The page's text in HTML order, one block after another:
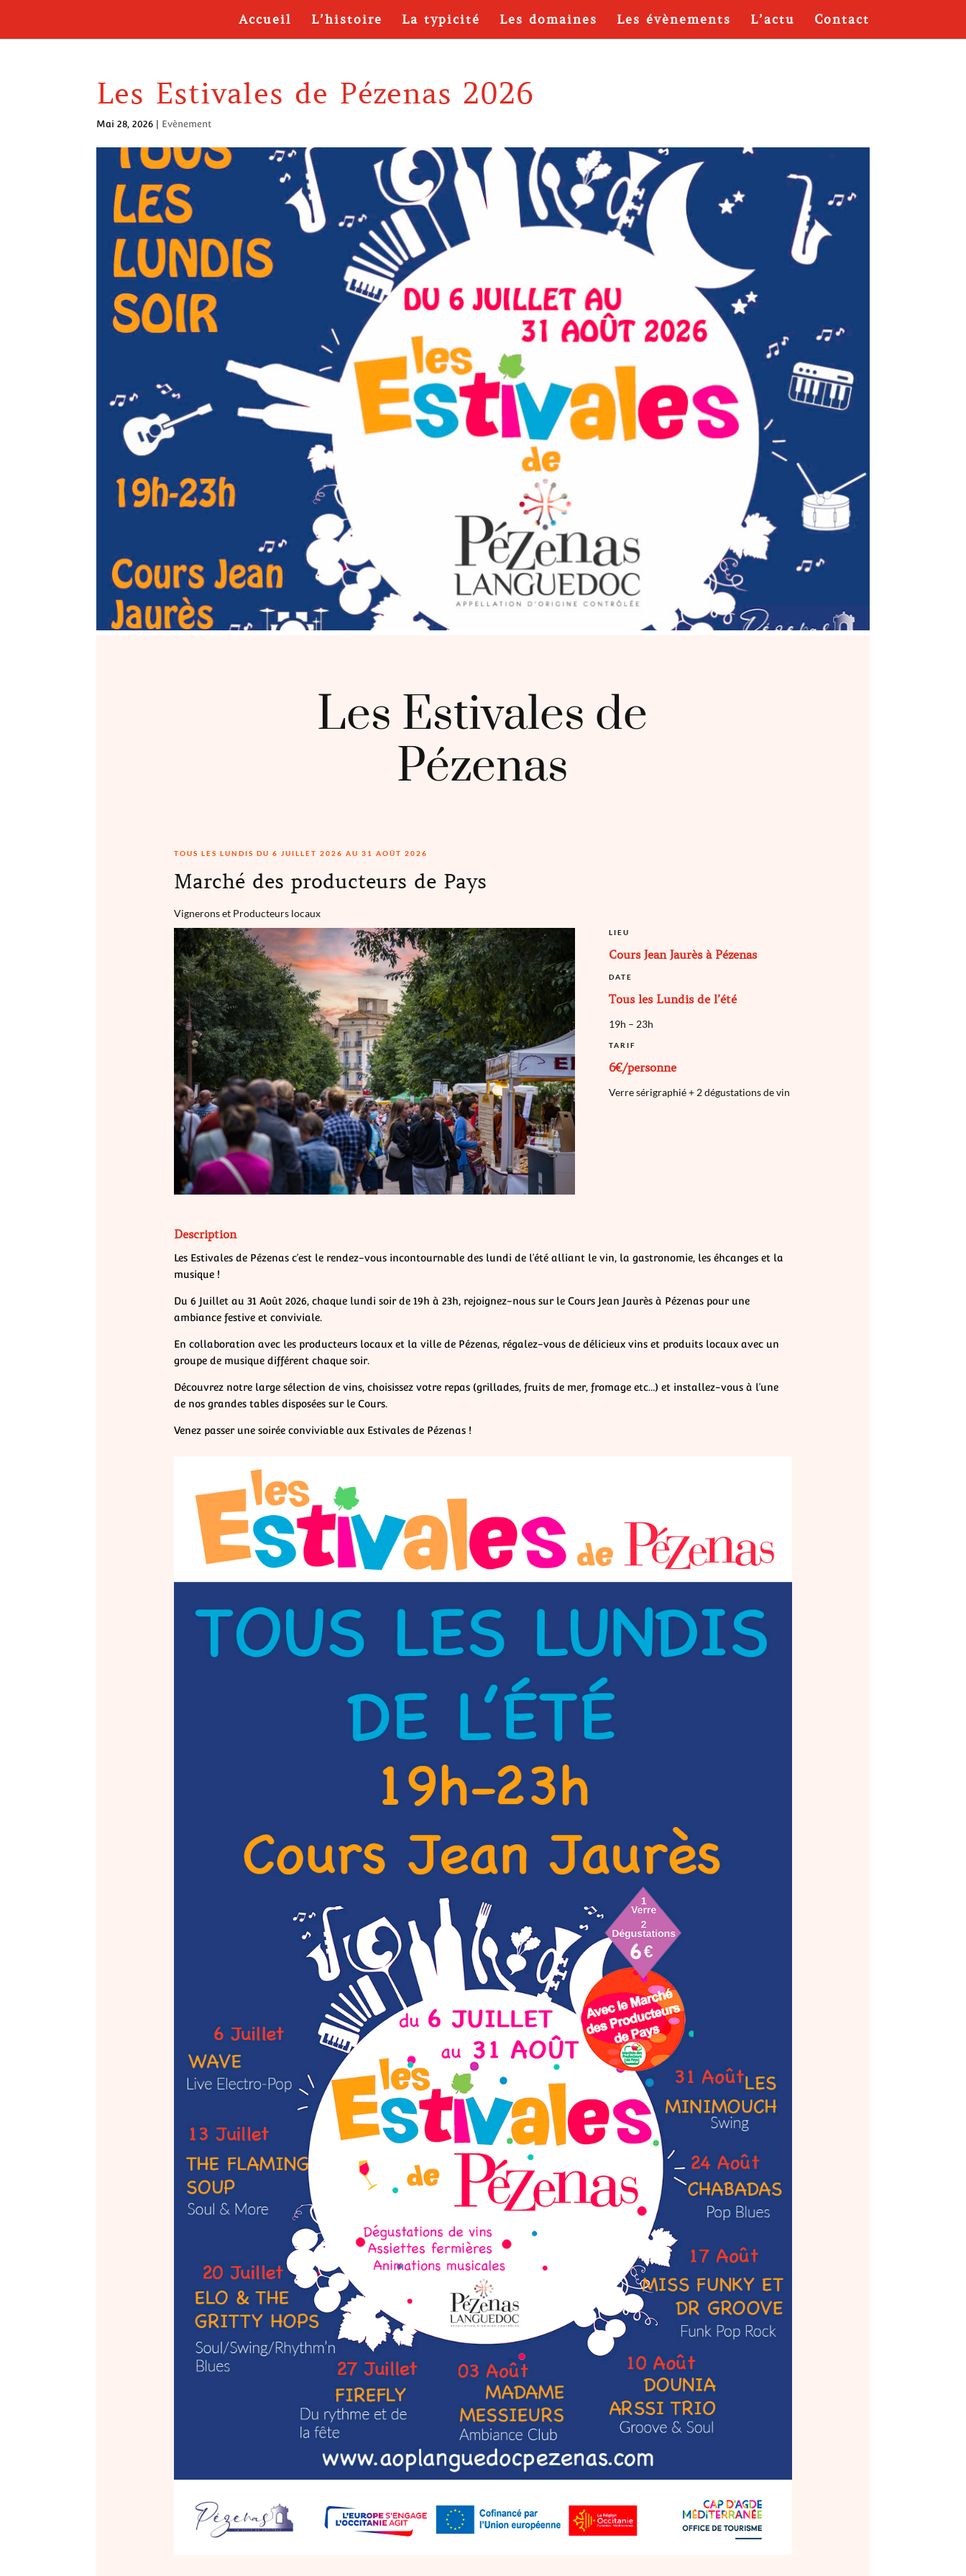
Accueil L’histoire La typicité Les domaines Les évènements L’actu Contact
Les Estivales de Pézenas 2026
Mai 28, 2026 Evènement
Les Estivales de
Pézenas
TOUS LES LUNDIS DU 6 JUILLET 2026 AU 31 AOÛT 2026
Marché des producteurs de Pays
Vignerons et Producteurs locaux
LIEU
Cours Jean Jaurès à Pézenas
DATE
Tous les Lundis de l’été
19h – 23h
TARIF
6€/personne
Verre sérigraphié + 2 dégustations de vin
Description
Les Estivales de Pézenas c’est le rendez-vous incontournable des lundi de l’été alliant le vin, la gastronomie, les éhcanges et la
musique !
Du 6 Juillet au 31 Août 2026, chaque lundi soir de 19h à 23h, rejoignez-nous sur le Cours Jean Jaurès à Pézenas pour une
ambiance festive et conviviale.
En collaboration avec les producteurs locaux et la ville de Pézenas, régalez-vous de délicieux vins et produits locaux avec un
groupe de musique différent chaque soir.
Découvrez notre large sélection de vins, choisissez votre repas (grillades, fruits de mer, fromage etc…) et installez-vous à l’une
de nos grandes tables disposées sur le Cours.
Venez passer une soirée conviviable aux Estivales de Pézenas !